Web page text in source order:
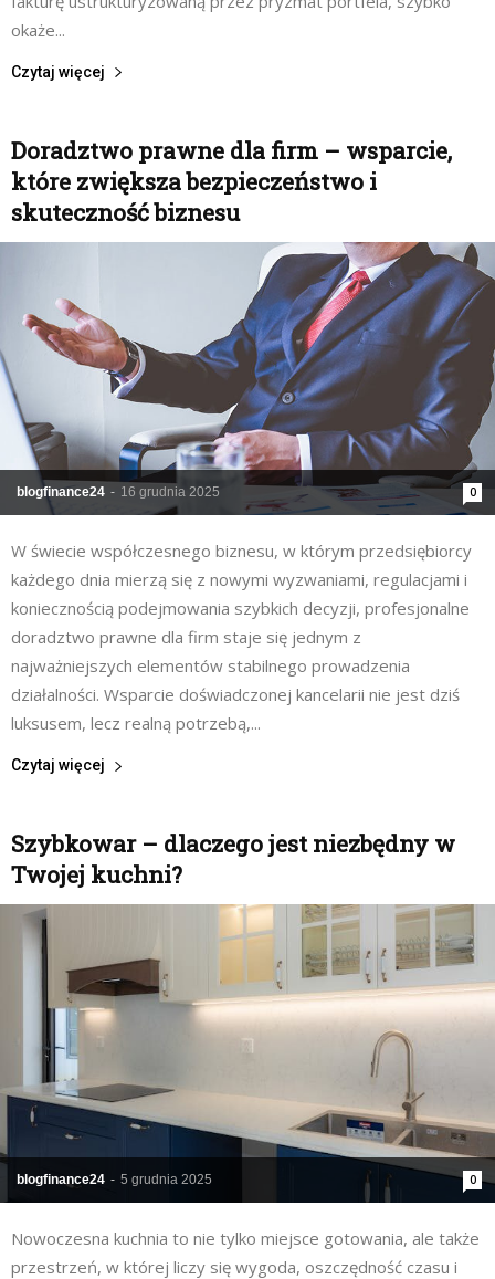
okaże...
Czytaj więcej
Doradztwo prawne dla firm – wsparcie,
które zwiększa bezpieczeństwo i
skuteczność biznesu
blogfinance24 - 16 grudnia 2025 0
W świecie współczesnego biznesu, w którym przedsiębiorcy
każdego dnia mierzą się z nowymi wyzwaniami, regulacjami i
koniecznością podejmowania szybkich decyzji, profesjonalne
doradztwo prawne dla firm staje się jednym z
najważniejszych elementów stabilnego prowadzenia
działalności. Wsparcie doświadczonej kancelarii nie jest dziś
luksusem, lecz realną potrzebą,...
Czytaj więcej
Szybkowar – dlaczego jest niezbędny w
Twojej kuchni?
blogfinance24 - 5 grudnia 2025 0
Nowoczesna kuchnia to nie tylko miejsce gotowania, ale także
przestrzeń, w której liczy się wygoda, oszczędność czasu i